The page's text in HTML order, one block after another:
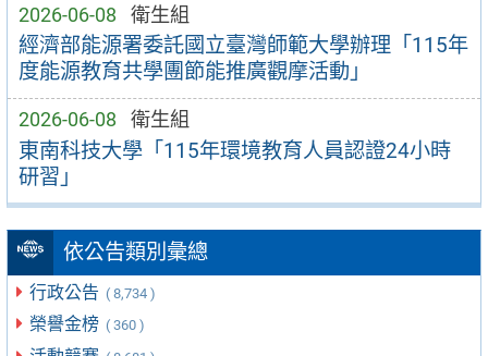
2026-06-08 衛生組
經濟部能源署委託國立臺灣師範大學辦理「115年
度能源教育共學團節能推廣觀摩活動」
2026-06-08 衛生組
東南科技大學「115年環境教育人員認證24小時
研習」
依公告類別彙總
行政公告 ( 8,734 )
榮譽金榜 ( 360 )